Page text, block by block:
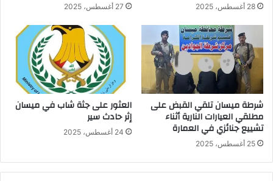
28 أغسطس، 2025 27 أغسطس، 2025
شرطة ميسان تلقي القبض على
مطلقي العيارات النارية أثناء
تشييع جنائزي في العمارة
25 أغسطس، 2025
العثور على جثة شاب في ميسان
إثر حادث سير
24 أغسطس، 2025